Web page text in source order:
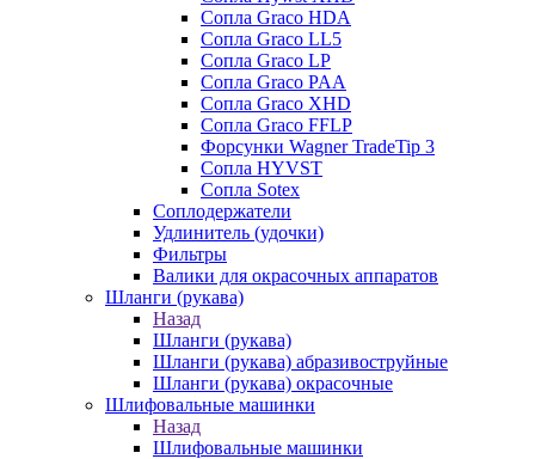
Сопла Graco HDA
Сопла Graco LL5
Сопла Graco LP
Сопла Graco PAA
Сопла Graco XHD
Сопла Graco FFLP
Форсунки Wagner TradeTip 3
Сопла HYVST
Сопла Sotex
Соплодержатели
Удлинитель (удочки)
Фильтры
Валики для окрасочных аппаратов
Шланги (рукава)
Назад
Шланги (рукава)
Шланги (рукава) абразивоструйные
Шланги (рукава) окрасочные
Шлифовальные машинки
Назад
Шлифовальные машинки